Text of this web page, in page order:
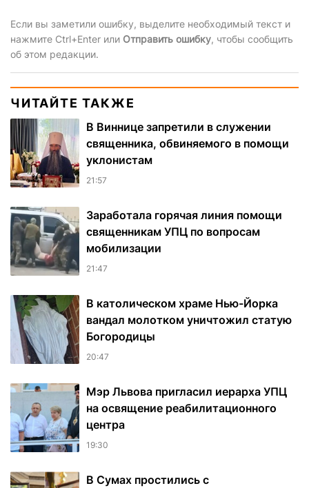
Если вы заметили ошибку, выделите необходимый текст и
нажмите Ctrl+Enter или Отправить ошибку, чтобы сообщить
об этом редакции.
ЧИТАЙТЕ ТАКЖЕ
В Виннице запретили в служении
священника, обвиняемого в помощи
уклонистам
21:57
Заработала горячая линия помощи
священникам УПЦ по вопросам
мобилизации
21:47
В католическом храме Нью-Йорка
вандал молотком уничтожил статую
Богородицы
20:47
Мэр Львова пригласил иерарха УПЦ
на освящение реабилитационного
центра
19:30
В Сумах простились с